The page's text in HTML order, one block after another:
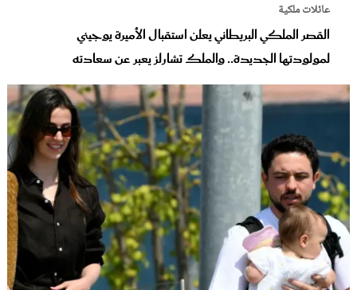
عائلات ملكية
القصر الملكي البريطاني يعلن استقبال الأميرة يوجيني
لمولودتها الجديدة.. والملك تشارلز يعبر عن سعادته